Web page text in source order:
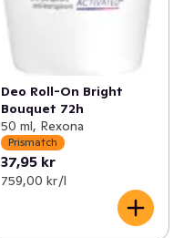
Deo Roll-On Bright
Bouquet 72h
50 ml, Rexona
Prismatch
37,95 kr
759,00 kr /l